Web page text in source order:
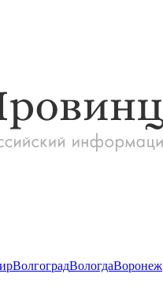
ВолгоградВологдаВоронеж